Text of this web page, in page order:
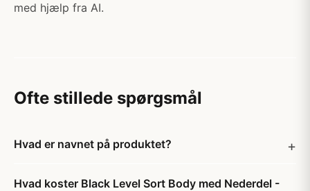
med hjælp fra AI.
Ofte stillede spørgsmål
Hvad er navnet på produktet?
Hvad koster Black Level Sort Body med Nederdel -